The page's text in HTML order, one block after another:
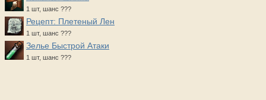
1 шт, шанс ???
Рецепт: Плетеный Лен
1 шт, шанс ???
Зелье Быстрой Атаки
1 шт, шанс ???